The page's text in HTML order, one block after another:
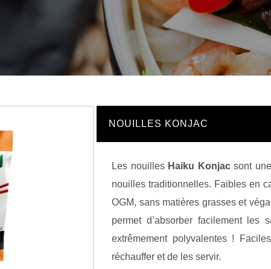
NOUILLES KONJAC
Les nouilles Haiku Konjacsont
nouilles traditionnelles. Faibles en
OGM, sans matières grasses et
permet d’absorber facilement les
extrêmement polyvalentes !
réchauffer et de les servir.